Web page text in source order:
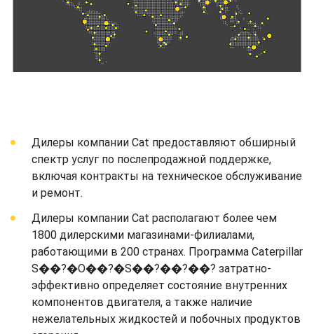
Дилеры компании Cat предоставляют обширный
спектр услуг по послепродажной поддержке,
включая контракты на техническое обслуживание
и ремонт.
Дилеры компании Cat располагают более чем
1800 дилерскими магазинами-филиалами,
работающими в 200 странах. Программа Caterpillar
S��?�O��?�S��?��?��? затратно-
эффективно определяет состояние внутренних
компонентов двигателя, а также наличие
нежелательных жидкостей и побочных продуктов